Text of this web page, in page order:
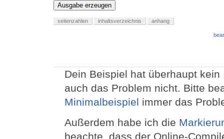
Ausgabe erzeugen
seitenzahlen inhaltsverzeichnis anhang
Dein Beispiel hat überhaupt
auch das Problem nicht. Bitte
Minimalbeispiel immer das
Außerdem habe ich die
beachte, dass der Online-